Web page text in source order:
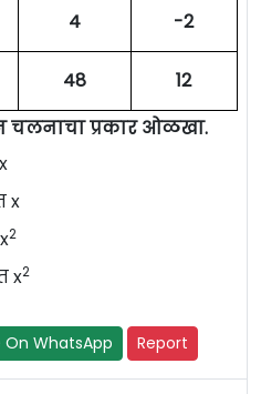
4 -2
48
12
चलनाचा प्रकार ओळखा.
x
2
x2
On WhatsApp Report